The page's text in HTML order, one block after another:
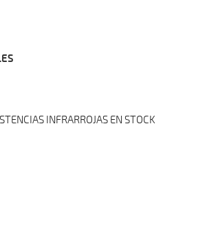
INFRARROJAS EN STOCK